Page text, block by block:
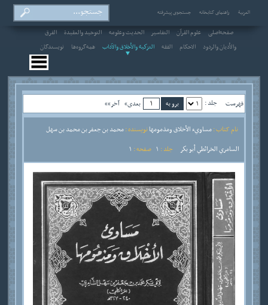
العربیة راهنمای کتابخانه جستجوی پیشرفته
صفحه‌اصلی علوم القرآن التفاسير الحديث وعلومه التوحيد والعقيدة
الفرق
والأديان والردود
الاحکام الفقه التزكية والأخلاق والآداب همه‌گروه‌ها نویسندگان
فهرست جلد : بعدی» آخر»»
نام کتاب :مساويء الأخلاق ومذمومهانویسنده :محمد بن جعفر بن محمد بن سهل
السامري الخرائطي أبو بكر
جلد : صفحه :